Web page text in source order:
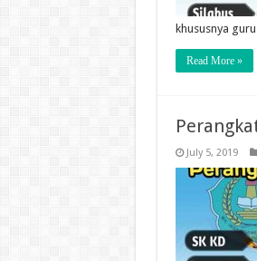
khususnya
Read More »
July 5, 2019